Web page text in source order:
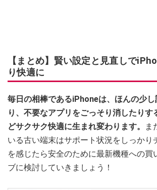
【まとめ】賢い設定と見直しで
り快適に
毎日の相棒であるiPhoneは、ほんの少し
り、不要なアプリをごっそり消したりす
どサクサク快適に生まれ変わります。
ま
いる古い端末はサポート状況をしっかり
を感じたら安全のために最新機種への買
ブに検討していきましょう！